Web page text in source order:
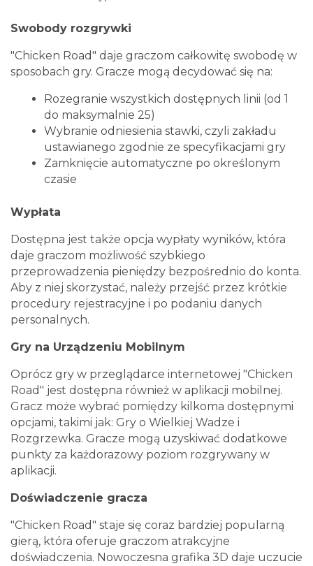
Swobody rozgrywki
"Chicken Road" daje graczom całkowitę swobodę w
sposobach gry. Gracze mogą decydować się na:
Rozegranie wszystkich dostępnych linii (od 1
do maksymalnie 25)
Wybranie odniesienia stawki, czyli zakładu
ustawianego zgodnie ze specyfikacjami gry
Zamknięcie automatyczne po określonym
czasie
Wypłata
Dostępna jest także opcja wypłaty wyników, która
daje graczom możliwość szybkiego
przeprowadzenia pieniędzy bezpośrednio do konta.
Aby z niej skorzystać, należy przejść przez krótkie
procedury rejestracyjne i po podaniu danych
personalnych.
Gry na Urządzeniu Mobilnym
Oprócz gry w przeglądarce internetowej "Chicken
Road" jest dostępna również w aplikacji mobilnej.
Gracz może wybrać pomiędzy kilkoma dostępnymi
opcjami, takimi jak: Gry o Wielkiej Wadze i
Rozgrzewka. Gracze mogą uzyskiwać dodatkowe
punkty za każdorazowy poziom rozgrywany w
aplikacji.
Doświadczenie gracza
"Chicken Road" staje się coraz bardziej popularną
gierą, która oferuje graczom atrakcyjne
doświadczenia. Nowoczesna grafika 3D daje uczucie